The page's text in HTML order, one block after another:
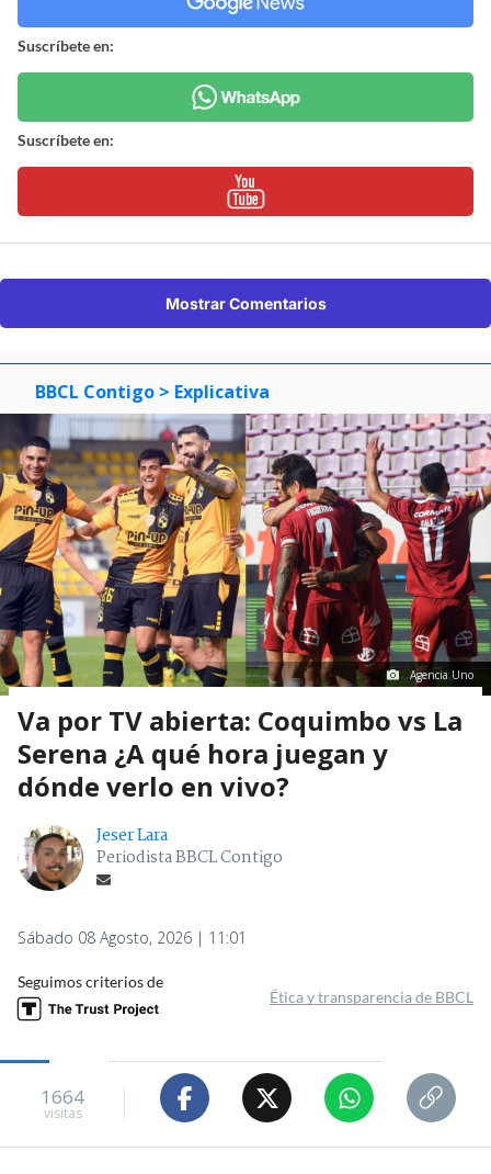
Suscríbete en:
Suscríbete en:
Mostrar Comentarios
BBCL Contigo > Explicativa
Agencia Uno
Va por TV abierta: Coquimbo vs La
Serena ¿A qué hora juegan y
dónde verlo en vivo?
Jeser Lara
Periodista BBCL Contigo
Sábado 08 Agosto, 2026 | 11:01
Seguimos criterios de
Ética y transparencia de BBCL
1664
visitas